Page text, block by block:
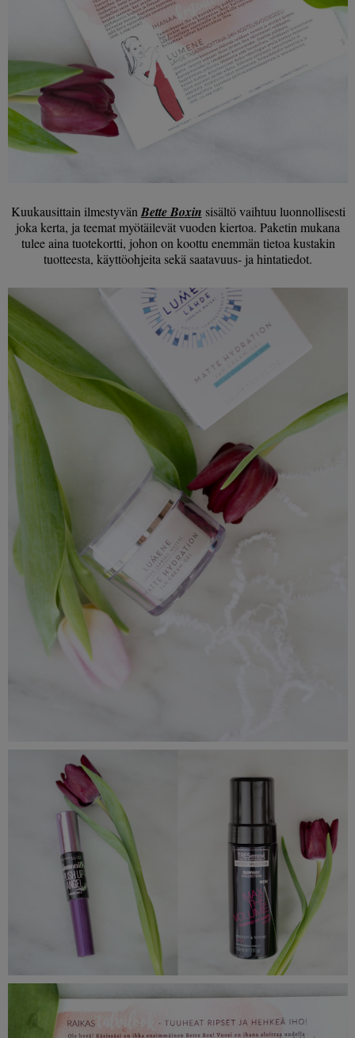
Kuukausittain ilmestyvänBette Boxin sisältö vaihtuu luonnollisesti
joka kerta, ja teemat myötäilevät vuoden kiertoa. Paketin mukana
tulee aina tuotekortti, johon on koottu enemmän tietoa kustakin
tuotteesta, käyttöohjeita sekä saatavuus- ja hintatiedot.